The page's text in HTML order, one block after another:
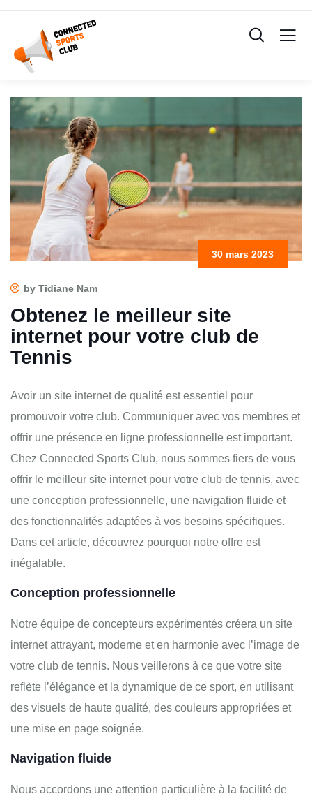
30 mars 2023
by Tidiane Nam
Obtenez le meilleur site
internet pour votre club de
Tennis
Avoir un site internet de qualité est essentiel pour
promouvoir votre club. Communiquer avec vos membres et
offrir une présence en ligne professionnelle est important.
Chez Connected Sports Club, nous sommes fiers de vous
offrir le meilleur site internet pour votre club de tennis, avec
une conception professionnelle, une navigation fluide et
des fonctionnalités adaptées à vos besoins spécifiques.
Dans cet article, découvrez pourquoi notre offre est
inégalable.
Conception professionnelle
Notre équipe de concepteurs expérimentés créera un site
internet attrayant, moderne et en harmonie avec l’image de
votre club de tennis. Nous veillerons à ce que votre site
reflète l’élégance et la dynamique de ce sport, en utilisant
des visuels de haute qualité, des couleurs appropriées et
une mise en page soignée.
Navigation fluide
Nous accordons une attention particulière à la facilité de